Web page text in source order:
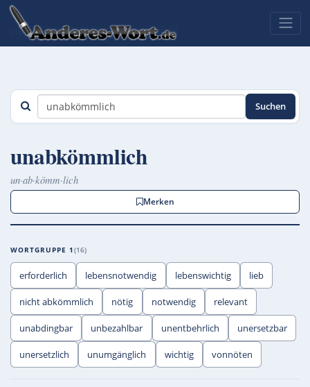
Suchen
unabkömmlich
un·ab·kömm·lich
Merken
WORTGRUPPE 1 16
erforderlich lebensnotwendig lebenswichtig lieb
nicht abkömmlich nötig notwendig relevant
unabdingbar unbezahlbar unentbehrlich unersetzbar
unersetzlich unumgänglich wichtig vonnöten